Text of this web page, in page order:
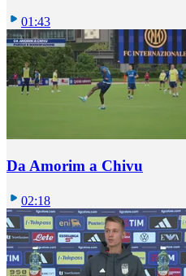
01:43
Da Amorim a Chivu
02:18